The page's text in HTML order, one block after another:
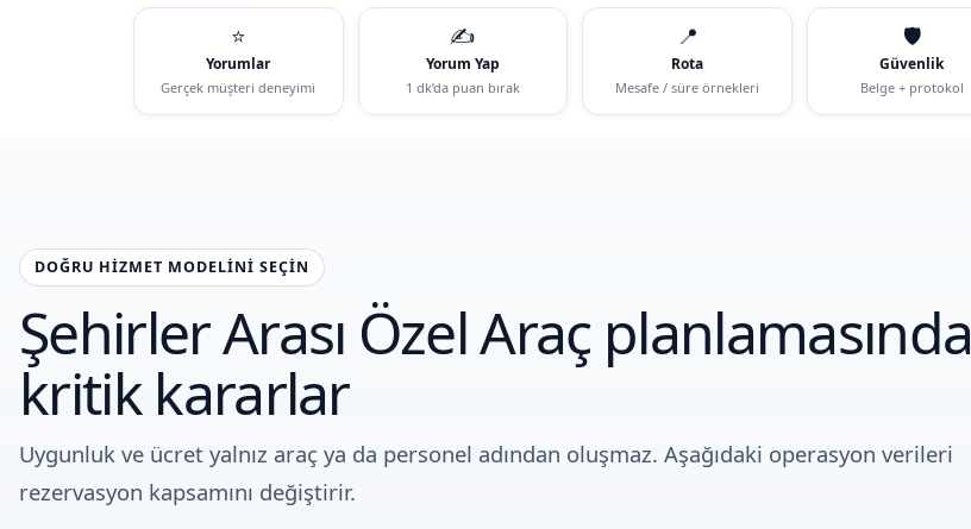
⭐
Yorumlar
Gerçek müşteri deneyimi
✍️
Yorum Yap
1 dk’da puan bırak
📍
Rota
Mesafe / süre örnekleri
🛡️
Güvenlik
Belge + protokol
DOĞRU HIZMET MODELINI SEÇIN
Şehirler Arası Özel Araç planlamasında
kritik kararlar
Uygunluk ve ücret yalnız araç ya da personel adından oluşmaz. Aşağıdaki operasyon verileri
rezervasyon kapsamını değiştirir.